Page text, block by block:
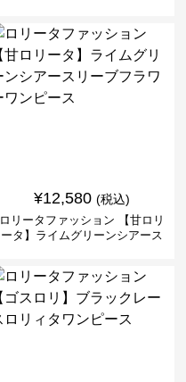
¥12,580 (税込)
ロリータファッション 【甘ロリ
ータ】ライムグリーンシアース